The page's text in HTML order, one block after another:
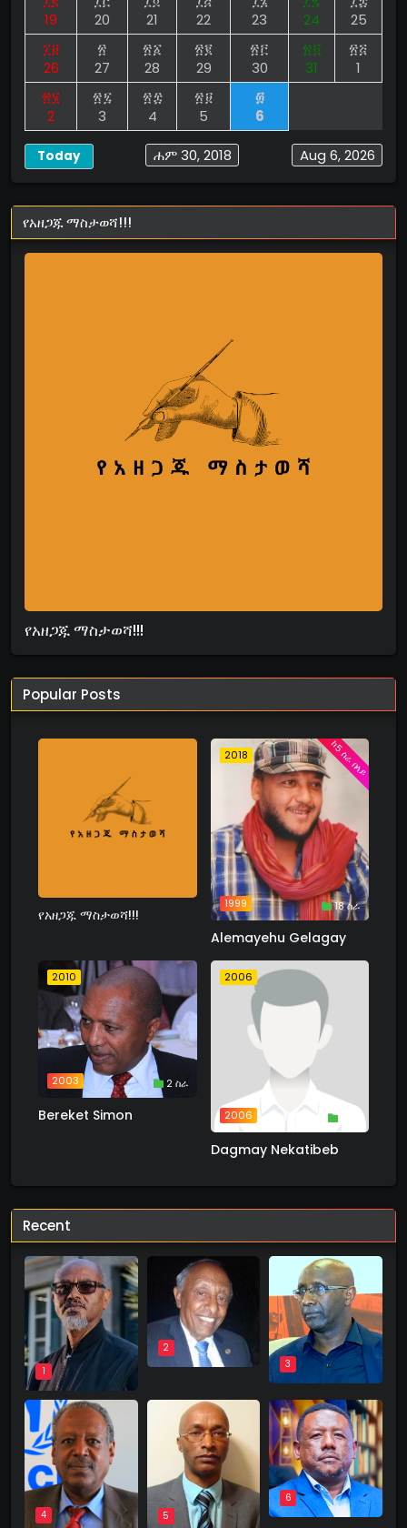
19
20
21
22
23
24
25
፲፱
26
፳
27
፳፩
28
፳፪
29
፳፫
30
፳፬
31
፳፭
1
፳፮
2
፳፯
3
፳፰
4
፳፱
5
፴
6
Aug 6, 2026
ሐም 30, 2018
Today
የአዘጋጁ ማስታወሻ!!!
የአዘጋጁ ማስታወሻ!!!
Popular Posts
የአዘጋጁ ማስታወሻ!!!
2018
1999 18 ስራ
ከ5 ስራ በላይ
Alemayehu Gelagay
2010
2003 2 ስራ
Bereket Simon
2006
2006
Dagmay Nekatibeb
Recent
1
2
3
4 5
6